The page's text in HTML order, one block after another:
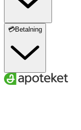
💳Betalning